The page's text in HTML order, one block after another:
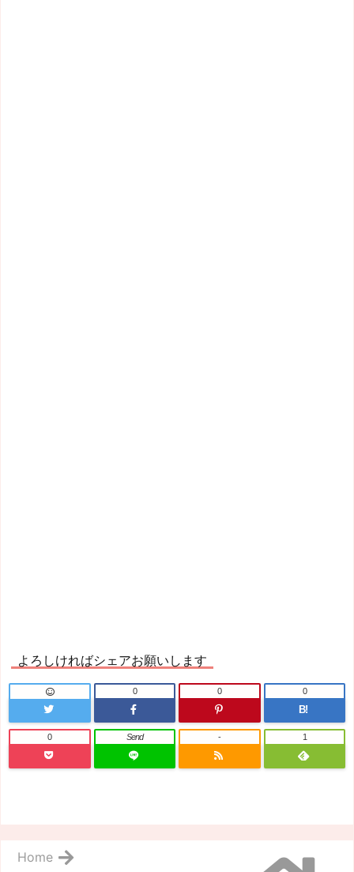
よろしければシェアお願いします
0 0
B!
0
0 Send - 1
Home